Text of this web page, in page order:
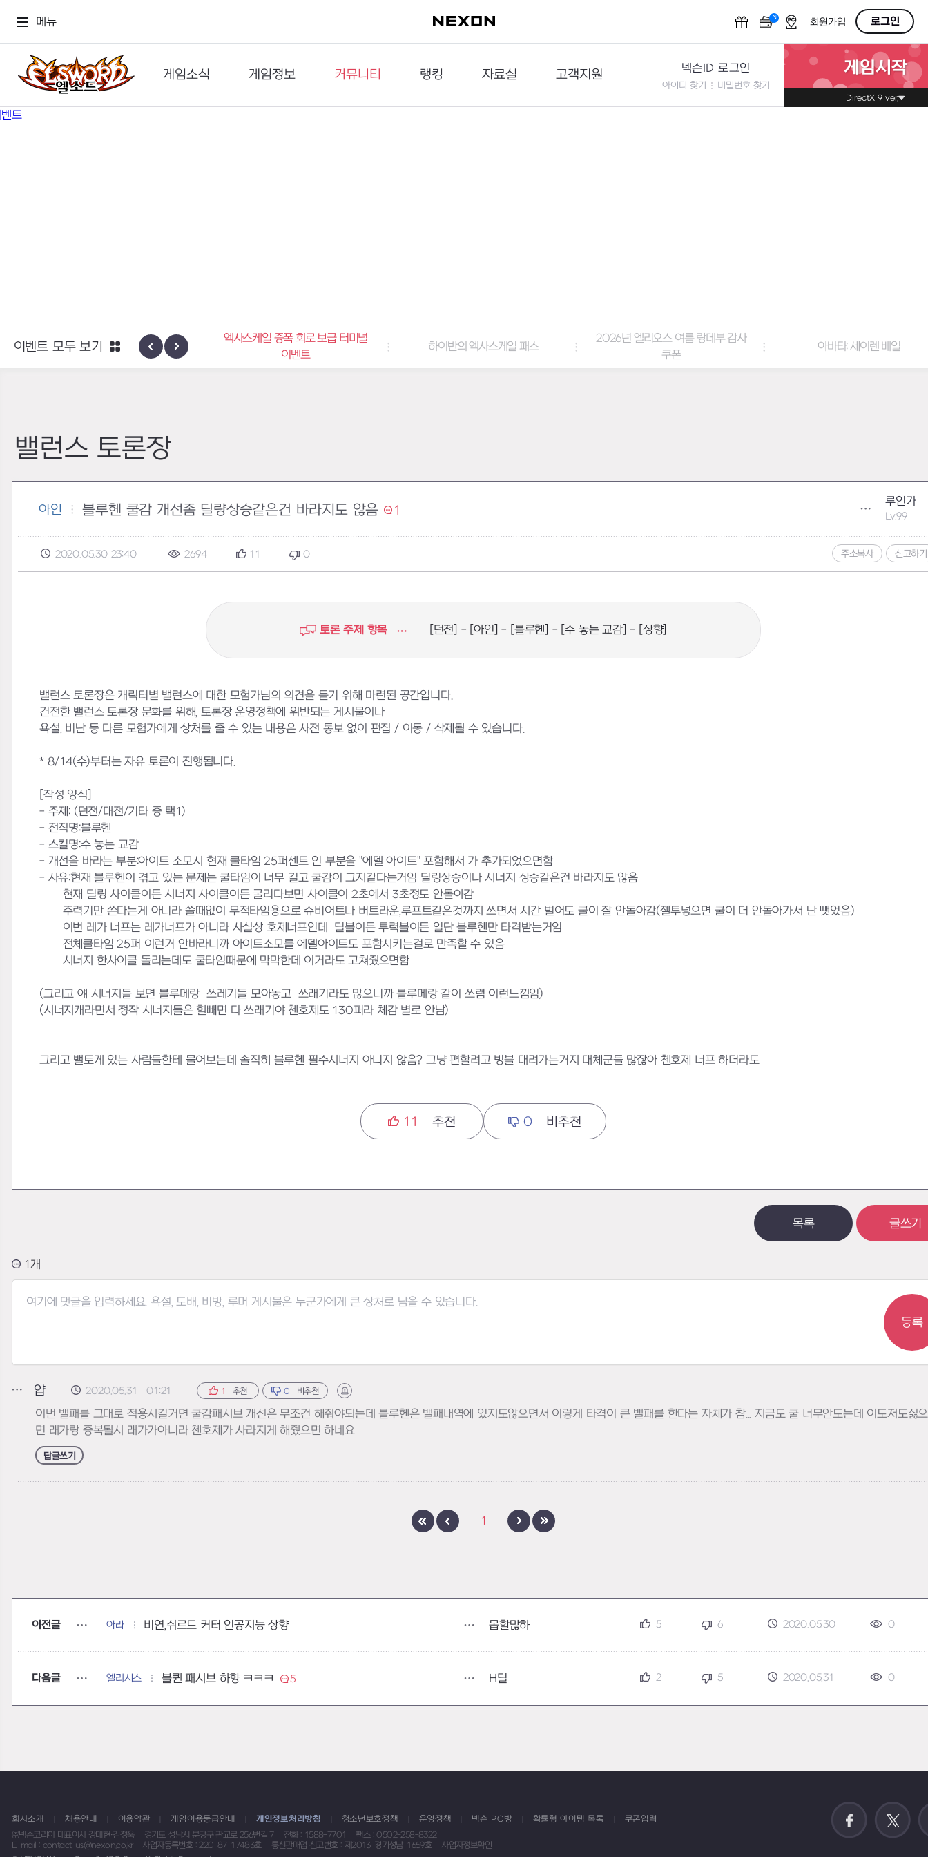
메뉴 N OFF회원가입 로그인
게임소식
공지사항
게임정보
세계관
커뮤니티
이슈게시판
랭킹
던전랭킹
자료실
다운로드
고객지원
문의하기
넥슨ID 로그인
아이디 찾기 비밀번호 찾기
게임시작
DirectX 9 ver.
신규 지역 네블론
엑사스케일 증폭 회로 보급 터미널
이벤트
하이반의 엑사스케일 패스
2026년 엘리오스 여름 랑데부 감사
쿠폰
아바타: 세이렌 베일
이벤트 모두 보기
밸런스 토론장
아인 블루헨 쿨감 개선좀 딜량상승같은건 바라지도 않음 1
루인가
Lv.99
2020.05.30 23:40 2694 11 0 주소복사 신고하기
토론 주제 항목 [던전] - [아인] - [블루헨] - [수 놓는 교감] - [상향]
밸런스 토론장은 캐릭터별 밸런스에 대한 모험가님의 의견을 듣기 위해 마련된 공간입니다.
건전한 밸런스 토론장 문화를 위해, 토론장 운영정책에 위반되는 게시물이나
욕설, 비난 등 다른 모험가에게 상처를 줄 수 있는 내용은 사전 통보 없이 편집 / 이동 / 삭제될 수 있습니다.
* 8/14(수)부터는 자유 토론이 진행됩니다.
[작성 양식]
- 주제: (던전/대전/기타 중 택1)
- 전직명:블루헨
- 스킬명:수 놓는 교감
- 개선을 바라는 부분:아이트 소모시 현재 쿨타임 25퍼센트 인 부분을 "에델 아이트" 포함해서 가 추가되었으면함
- 사유:현재 블루헨이 겪고 있는 문제는 쿨타임이 너무 길고 쿨감이 그지같다는거임 딜링상승이나 시너지 상승같은건 바라지도 않음
현재 딜링 사이클이든 시너지 사이클이든 굴리다보면 사이클이 2초에서 3초정도 안돌아감
주력기만 쓴다는게 아니라 쓸때없이 무적타임용으로 슈비어트나 버트라운,루프트같은것까지 쓰면서 시간 벌어도 쿨이 잘 안돌아감(젤투넣으면 쿨이 더 안돌아가서 난 뺏었음)
이번 레가 너프는 레가너프가 아니라 사실상 호제너프인데 딜블이든 투력블이든 일단 블루헨만 타격받는거임
전체쿨타임 25퍼 이런거 안바라니까 아이트소모를 에델아이트도 포함시키는걸로 만족할 수 있음
시너지 한사이클 돌리는데도 쿨타임때문에 막막한데 이거라도 고쳐줬으면함
(그리고 얘 시너지들 보면 블루메랑 쓰레기들 모아놓고 쓰래기라도 많으니까 블루메랑 같이 쓰렴 이런느낌임)
(시너지캐라면서 정작 시너지들은 힐빼면 다 쓰래기야 첸호제도 130퍼라 체감 별로 안남)
그리고 밸토게 있는 사람들한테 물어보는데 솔직히 블루헨 필수시너지 아니지 않음? 그냥 편할려고 빙블 대려가는거지 대체군들 많잖아 첸호제 너프 하더라도
11 추천 0 비추천
목록 글쓰기
1
등록
얍 2020.05.31 01:21 1 추천 0 비추천 신고하기
이번 밸패를 그대로 적용시킬거면 쿨감패시브 개선은 무조건 해줘야되는데 블루헨은 밸패내역에 있지도않으면서 이렇게 타격이 큰 밸패를 한다는 자체가 참... 지금도 쿨 너무안도는데 이도저도싫으
면 래가랑 중복될시 래가가아니라 첸호제가 사라지게 해줬으면 하네요
답글쓰기
1
이전글 아라 비연,쉬르드 커터 인공지능 상향 몹할많하 5 6 2020.05.30 0
다음글 엘리시스 블퀸 패시브 하향 ㅋㅋㅋ 5 H딜 2 5 2020.05.31 0
회사소개 채용안내 이용약관 게임이용등급안내 개인정보처리방침 청소년보호정책 운영정책 넥슨 PC방 확률형 아이템 목록
쿠폰입력
㈜넥슨코리아 대표이사 강대현·김정욱
경기도 성남시 분당구 판교로 256번길 7 전화 : 1588-7701
팩스 : 0502-258-8322
E-mail : contact-us@nexon.co.kr
사업자등록번호 : 220-87-17483호 통신판매업 신고번호 : 제2013-경기성남-1659호
사업자정보확인